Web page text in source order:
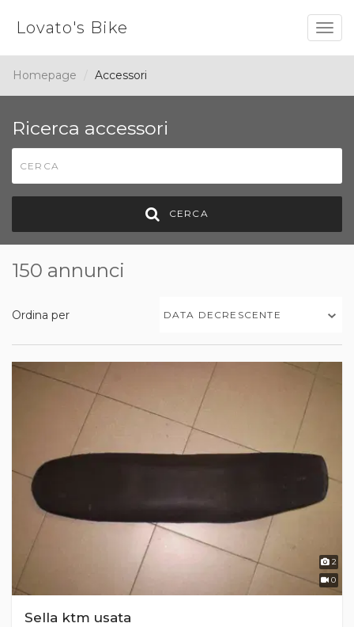
Lovato's Bike
Homepage Accessori
Ricerca accessori
CERCA
150 annunci
Ordina per DATA DECRESCENTE
2
0
Sella ktm usata